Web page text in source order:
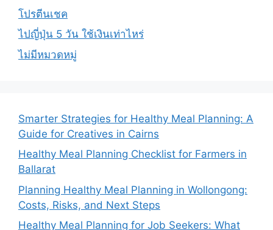
โปรตีนเชค
ไปญี่ปุ่น 5 วัน ใช้เงินเท่าไหร่
ไม่มีหมวดหมู่
Smarter Strategies for Healthy Meal Planning: A
Guide for Creatives in Cairns
Healthy Meal Planning Checklist for Farmers in
Ballarat
Planning Healthy Meal Planning in Wollongong:
Costs, Risks, and Next Steps
Healthy Meal Planning for Job Seekers: What